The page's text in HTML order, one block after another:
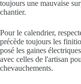
toujours une mauvaise
chantier.
Pour le calendrier,
précède toujours les
posé les gaines
avec celles de l'artisan
chevauchements.